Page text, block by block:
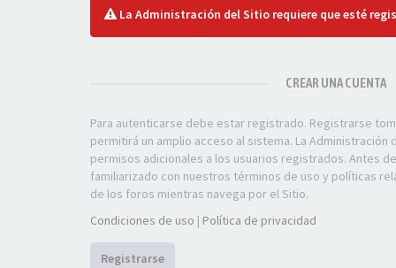
La Administración del Sitio requiere que esté
CREAR UNA CUENTA
Para autenticarse debe estar registrado. Registrarse
permitirá un amplio acceso al sistema. La
permisos adicionales a los usuarios registrados. Antes
familiarizado con nuestros términos de uso y políticas
de los foros mientras navega por el Sitio.
Condiciones de uso | Política de privacidad
Registrarse